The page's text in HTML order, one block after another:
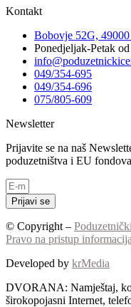
Kontakt
Bobovje 52G,
Ponedjeljak-Petak
049/354-695
049/354-696
075/805-609
Newsletter
Prijavite se na naš
poduzetništva i EU
Prijavi se
© Copyright –
Pravo na pristup
Developed by krMedia
DVORANA: Namještaj,
širokopojasni Internet,